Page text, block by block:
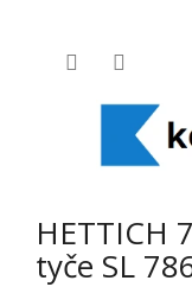
HETTICH
tyče SL